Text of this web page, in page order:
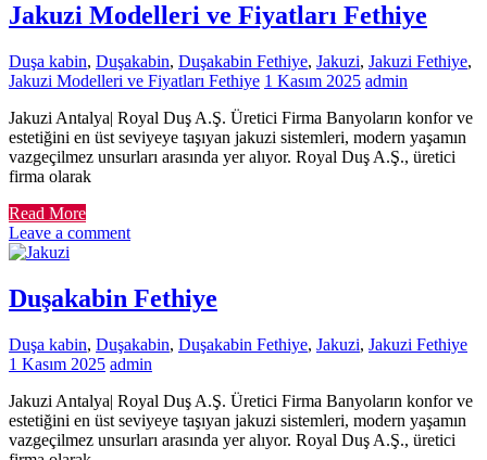
Jakuzi Modelleri ve Fiyatları Fethiye
Duşa kabin, Duşakabin, Duşakabin Fethiye, Jakuzi, Jakuzi Fethiye,
Jakuzi Modelleri ve Fiyatları Fethiye 1 Kasım 2025 admin
Jakuzi Antalya| Royal Duş A.Ş. Üretici Firma Banyoların konfor ve
estetiğini en üst seviyeye taşıyan jakuzi sistemleri, modern yaşamın
vazgeçilmez unsurları arasında yer alıyor. Royal Duş A.Ş., üretici
firma olarak
Read More
Leave a comment
Duşakabin Fethiye
Duşa kabin, Duşakabin, Duşakabin Fethiye, Jakuzi, Jakuzi Fethiye
1 Kasım 2025 admin
Jakuzi Antalya| Royal Duş A.Ş. Üretici Firma Banyoların konfor ve
estetiğini en üst seviyeye taşıyan jakuzi sistemleri, modern yaşamın
vazgeçilmez unsurları arasında yer alıyor. Royal Duş A.Ş., üretici